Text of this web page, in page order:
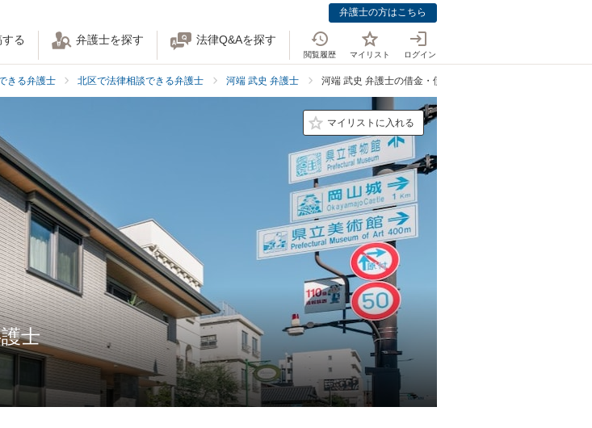
弁護士の方はこちら
る 弁護士を探す 法律Q&Aを探す
閲覧履歴 マイリスト ログイン
きる弁護士 北区で法律相談できる弁護士 河端 武史 弁護士 河端 武史 弁護士の借金・債務整理の料金表
マイリストに入れる
士